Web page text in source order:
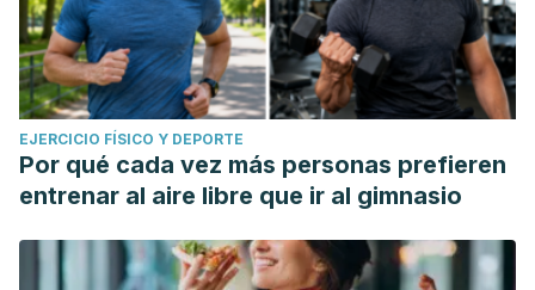
EJERCICIO FÍSICO Y DEPORTE
Por qué cada vez más personas prefieren
entrenar al aire libre que ir al gimnasio